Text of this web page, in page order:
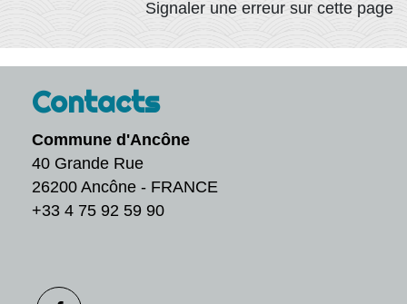
Signaler une erreur sur cette page
Contacts
Commune d'Ancône
40 Grande Rue
26200 Ancône - FRANCE
+33 4 75 92 59 90